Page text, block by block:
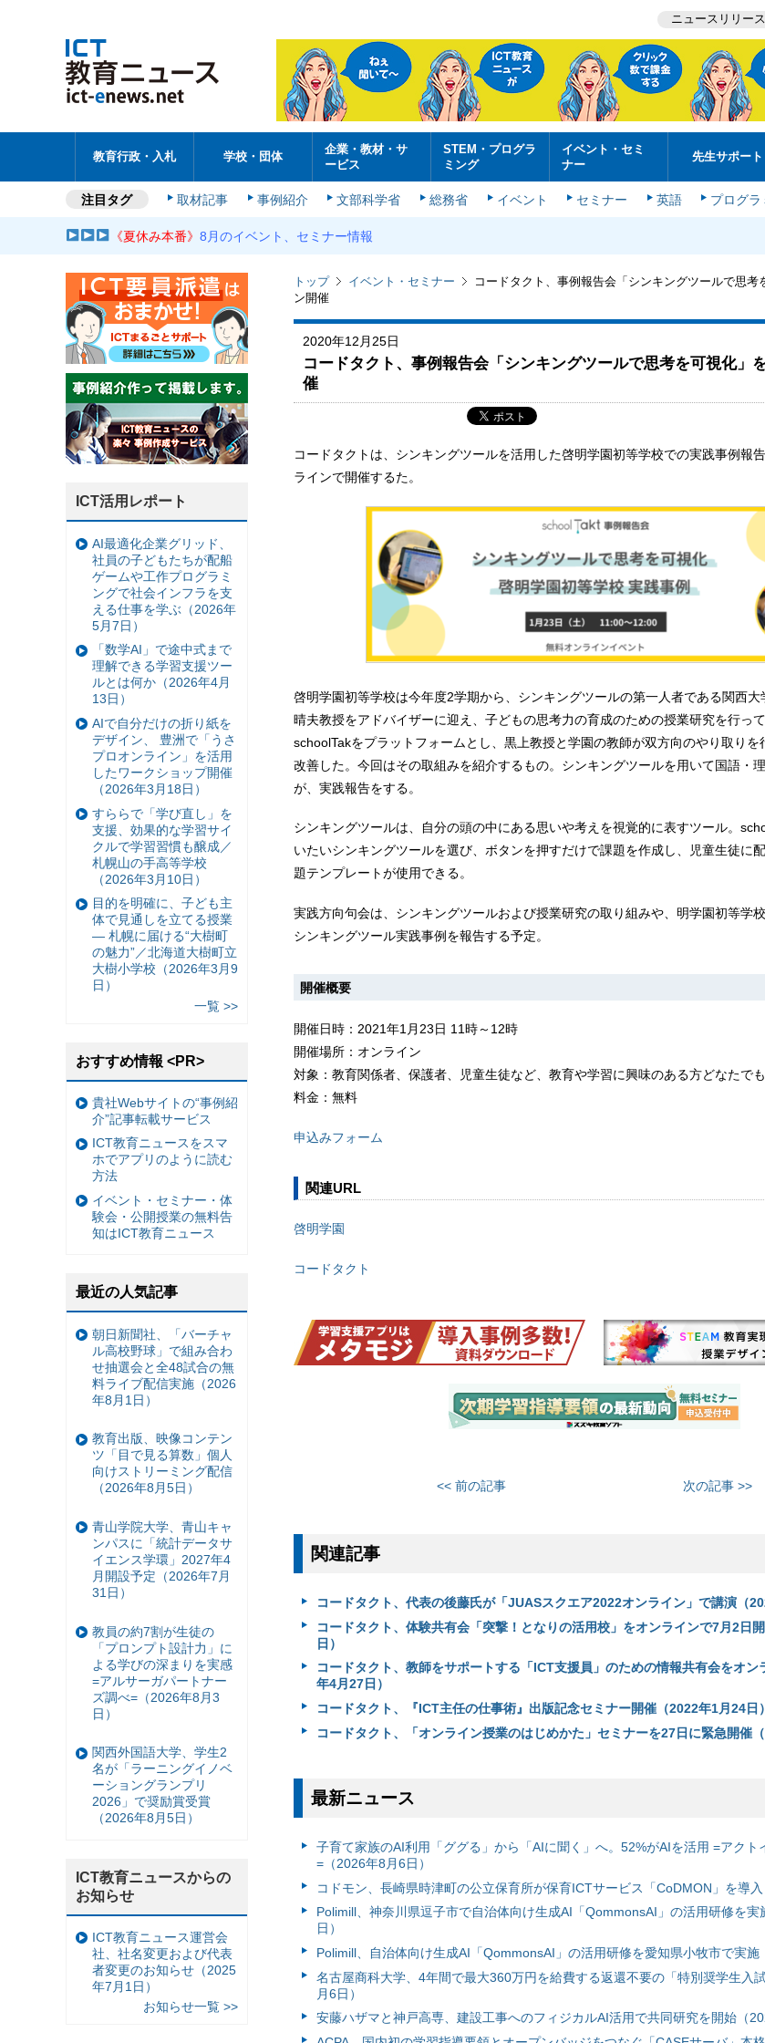
ニュースリリー
教育行政・入札 学校・団体
企業・教材・サ
ービス
STEM・プログラ
ミング
イベント・セミ
ナー
先生サポート
注目タグ 取材記事 事例紹介 文部科学省 総務省 イベント セミナー 英語 プログラ
《夏休み本番》8月のイベント、セミナー情報
トップ イベント・セミナー
コードタクト、事例報告会「シンキングツールで思考
ン開催
2020年12月25日
コードタクト、事例報告会「シンキングツールで思考を可視化」
催
コードタクトは、シンキングツールを活用した啓明学園初等学校での実践事例報
ラインで開催するた。
啓明学園初等学校は今年度2学期から、シンキングツールの第一人者である関西大
晴夫教授をアドバイザーに迎え、子どもの思考力の育成のための授業研究を行って
schoolTakをプラットフォームとし、黒上教授と学園の教師が双方向のやり取りを
改善した。今回はその取組みを紹介するもの。シンキングツールを用いて国語・
が、実践報告をする。
シンキングツールは、自分の頭の中にある思いや考えを視覚的に表すツール。
いたいシンキングツールを選び、ボタンを押すだけで課題を作成し、児童生徒に
題テンプレートが使用できる。
実践方向句会は、シンキングツールおよび授業研究の取り組みや、明学園初等学
シンキングツール実践事例を報告する予定。
開催概要
開催日時：2021年1月23日 11時～12時
開催場所：オンライン
対象：教育関係者、保護者、児童生徒など、教育や学習に興味のある方どなたでも
料金：無料
申込みフォーム
関連URL
啓明学園
コードタクト
<< 前の記事 次の記事 >>
関連記事
コードタクト、代表の後藤氏が「JUASスクエア2022オンライン」で講演（
コードタクト、体験共有会「突撃！となりの活用校」をオンラインで7月2日
日）
コードタクト、教師をサポートする「ICT支援員」のための情報共有会をオン
年4月27日）
コードタクト、『ICT主任の仕事術』出版記念セミナー開催（2022年1月24日）
コードタクト、「オンライン授業のはじめかた」セミナーを27日に緊急開催（
最新ニュース
子育て家族のAI利用「ググる」から「AIに聞く」へ。52%がAIを活用 =アクト
=（2026年8月6日）
コドモン、長崎県時津町の公立保育所が保育ICTサービス「CoDMON」を導入
Polimill、神奈川県逗子市で自治体向け生成AI「QommonsAI」の活用研修を実
日）
Polimill、自治体向け生成AI「QommonsAI」の活用研修を愛知県小牧市で実施
名古屋商科大学、4年間で最大360万円を給費する返還不要の「特別奨学生入
月6日）
安藤ハザマと神戸高専、建設工事へのフィジカルAI活用で共同研究を開始（
ICT活用レポート
AI最適化企業グリッド、
社員の子どもたちが配船
ゲームや工作プログラミ
ングで社会インフラを支
える仕事を学ぶ（2026年
5月7日）
「数学AI」で途中式まで
理解できる学習支援ツー
ルとは何か（2026年4月
13日）
AIで自分だけの折り紙を
デザイン、 豊洲で「うさ
プロオンライン」を活用
したワークショップ開催
（2026年3月18日）
すららで「学び直し」を
支援、効果的な学習サイ
クルで学習習慣も醸成／
札幌山の手高等学校
（2026年3月10日）
目的を明確に、子ども主
体で見通しを立てる授業
— 札幌に届ける“大樹町
の魅力”／北海道大樹町立
大樹小学校（2026年3月9
日）
一覧 >>
おすすめ情報 <PR>
貴社Webサイトの“事例紹
介”記事転載サービス
ICT教育ニュースをスマ
ホでアプリのように読む
方法
イベント・セミナー・体
験会・公開授業の無料告
知はICT教育ニュース
最近の人気記事
朝日新聞社、「バーチャ
ル高校野球」で組み合わ
せ抽選会と全48試合の無
料ライブ配信実施（2026
年8月1日）
教育出版、映像コンテン
ツ「目で見る算数」個人
向けストリーミング配信
（2026年8月5日）
青山学院大学、青山キャ
ンパスに「統計データサ
イエンス学環」2027年4
月開設予定（2026年7月
31日）
教員の約7割が生徒の
「プロンプト設計力」に
よる学びの深まりを実感
=アルサーガパートナー
ズ調べ=（2026年8月3
日）
関西外国語大学、学生2
名が「ラーニングイノベ
ーショングランプリ
2026」で奨励賞受賞
（2026年8月5日）
ICT教育ニュースからの
お知らせ
ICT教育ニュース運営会
社、社名変更および代表
者変更のお知らせ（2025
年7月1日）
お知らせ一覧 >>